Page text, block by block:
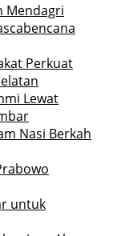
Mendagri
Perkuat
Lewat
Nasi Berkah
untuk